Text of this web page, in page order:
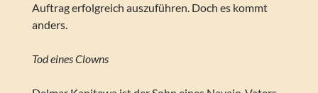
Auftrag erfolgreich auszuführen. Doch es kommt
anders.
Tod eines Clowns